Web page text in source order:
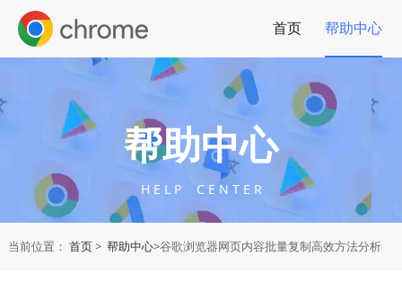
首页 帮助中心
帮助中心
H E L P C E N T E R
当前位置： 首页> 帮助中心>谷歌浏览器网页内容批量复制高效方法分析